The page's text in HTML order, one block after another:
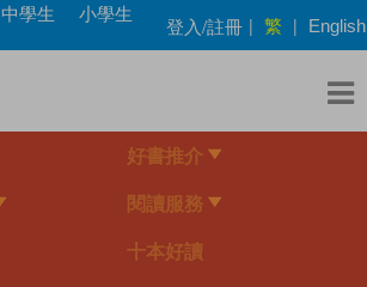
中學生
小學生
登入/註冊 | 繁 | English
好書推介
閱讀服務
十本好讀